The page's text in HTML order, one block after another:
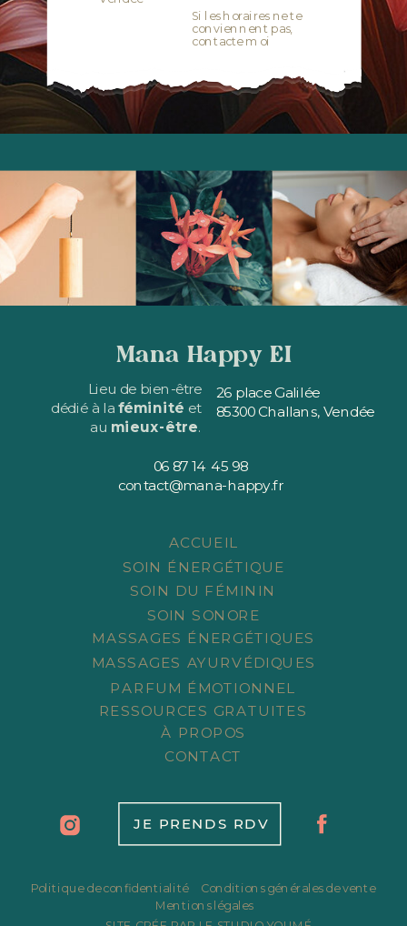
Si les horaires ne te
conviennent pas,
contacte moi
Politique de confidentialité Conditions générales de vente
06 87 14 45 98
contact@mana-happy.fr
Mana Happy EI
26 place Galilée
85300 Challans, Vendée
Mentions légales
CONTACT
Lieu de bien-être
dédié à laféminité et
au mieux-être.
JE PRENDS RDV
ACCUEIL
SOIN ÉNERGÉTIQUE
MASSAGES AYURVÉDIQUES
SOIN SONORE
À PROPOS
RESSOURCES GRATUITES
PARFUM ÉMOTIONNEL
MASSAGES ÉNERGÉTIQUES
SOIN DU FÉMININ